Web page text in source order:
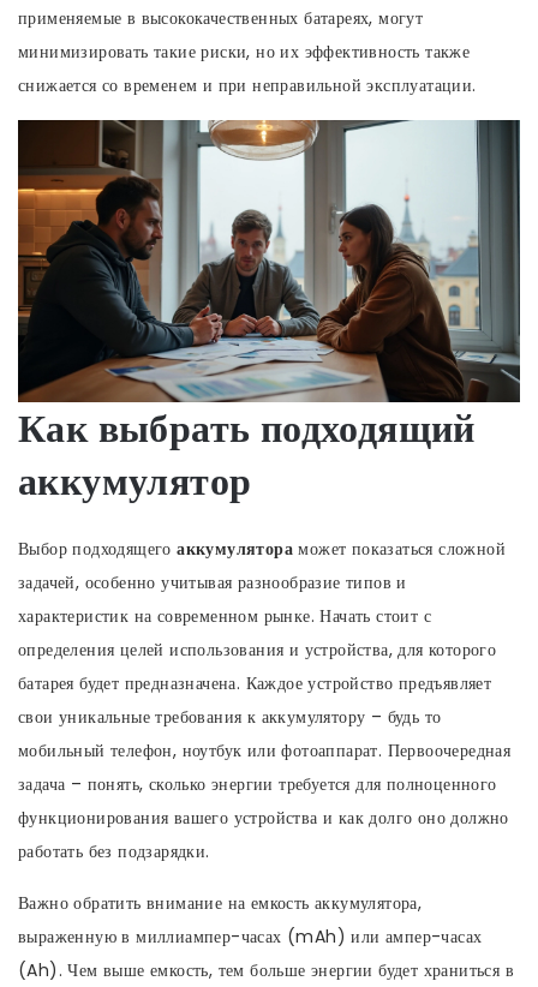
применяемые в высококачественных батареях, могут
минимизировать такие риски, но их эффективность также
снижается со временем и при неправильной эксплуатации.
Как выбрать подходящий
аккумулятор
Выбор подходящегоаккумулятора может показаться сложной
задачей, особенно учитывая разнообразие типов и
характеристик на современном рынке. Начать стоит с
определения целей использования и устройства, для которого
батарея будет предназначена. Каждое устройство предъявляет
свои уникальные требования к аккумулятору – будь то
мобильный телефон, ноутбук или фотоаппарат. Первоочередная
задача – понять, сколько энергии требуется для полноценного
функционирования вашего устройства и как долго оно должно
работать без подзарядки.
Важно обратить внимание на емкость аккумулятора,
выраженную в миллиампер-часах (mAh) или ампер-часах
(Ah). Чем выше емкость, тем больше энергии будет храниться в